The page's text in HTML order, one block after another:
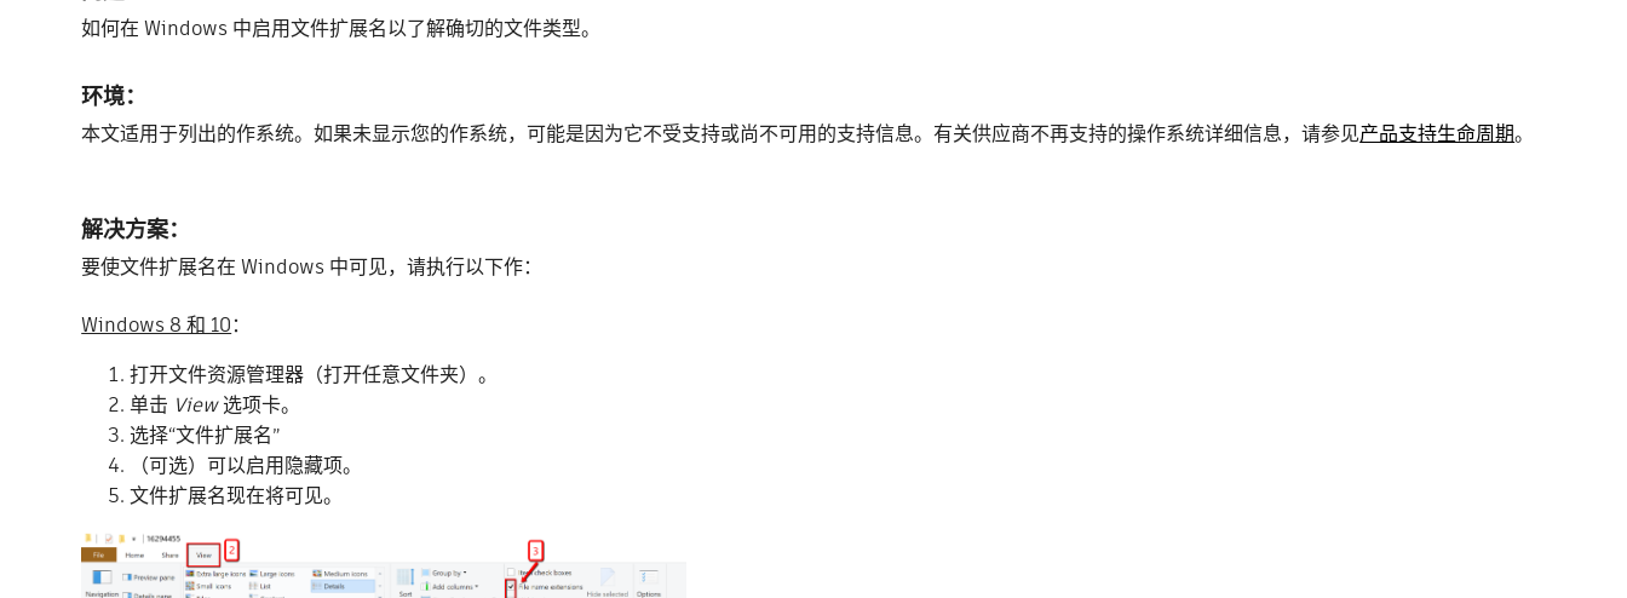
如何在 Windows 中启用文件扩展名以了解确切的文件类型。
环境：
本文适用于列出的作系统。如果未显示您的作系统，可能是因为它不受支持或尚不可用的支持信息。有关供应商不再支持的操作系统详细信息，请参见产品支持生命周期。
解决方案：
要使文件扩展名在 Windows 中可见，请执行以下作：
Windows 8 和 10：
打开文件资源管理器（打开任意文件夹）。
单击 View选项卡。
选择“文件扩展名”
（可选）可以启用隐藏项。
文件扩展名现在将可见。